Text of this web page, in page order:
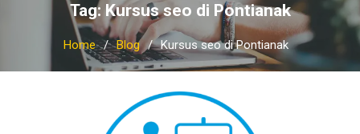
Tag: Kursus seo di Pontianak
Home Blog Kursus seo di Pontianak